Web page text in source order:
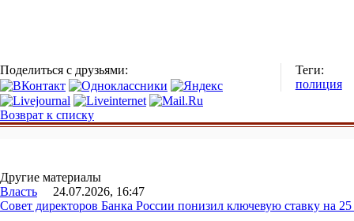
Поделиться с друзьями:
Теги:
полиция
Возврат к списку
Другие материалы
Власть 24.07.2026, 16:47
Совет директоров Банка России понизил ключевую ставку на